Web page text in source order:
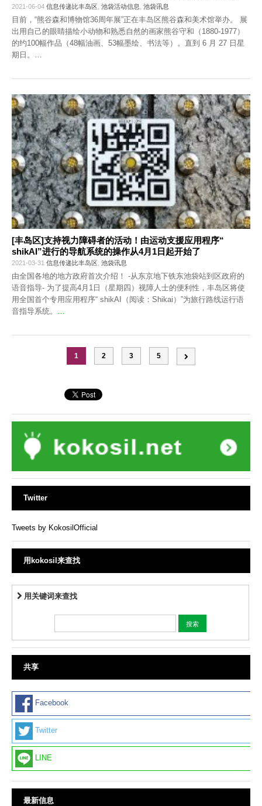
2021-06-04 信息传递比丰岛区 池袋活动信息 池袋讯息
目前，“熊谷森和博物馆36周年展”正在丰岛区熊谷森和美术馆举办。 展
出用自己的眼睛描绘小动物和熟悉自然的画家熊谷守和（1880-1977）
的约100幅作品（48幅油画、53幅墨绘、书法等）。直到 6 月 27 日星
期日。
[丰岛区]支持视力障碍者的活动！由运动支援应用程序“
shikAI”进行的导航系统的操作从4月1日起开始了
2021-03-31 信息传递比丰岛区 池袋讯息
由全国各地的地方政府首次介绍！ -从东京地下铁东池袋站到区政府的
语音指导- 为了提高4月1日（星期四）视障人士的便利性，丰岛区将使
用全国首个专用应用程序“ shikAI（阅读：Shikai）”为旅行路线运行语
音指导系统。 …
1 2 3 5
Twitter
Tweets by KokosilOfficial
用kokosil来查找
用关键词来查找
共享
Facebook
Twitter
LINE
最新信息